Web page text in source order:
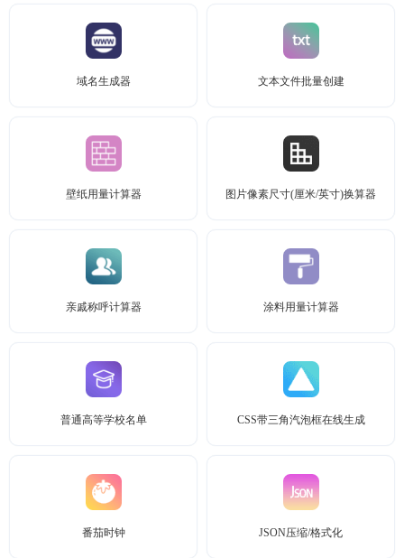
域名生成器 文本文件批量创建
壁纸用量计算器 图片像素尺寸(厘米/英寸)换算器
亲戚称呼计算器 涂料用量计算器
普通高等学校名单 CSS带三角汽泡框在线生成
番茄时钟 JSON压缩/格式化